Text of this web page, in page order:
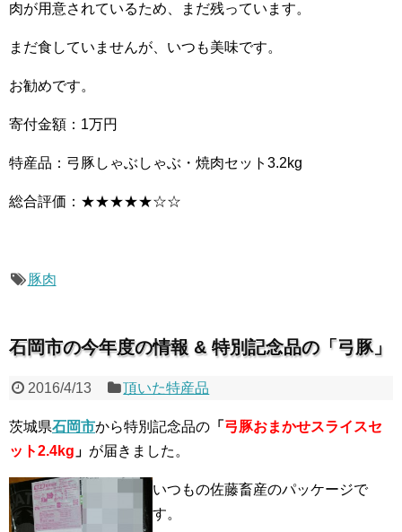
肉が用意されているため、まだ残っています。
まだ食していませんが、いつも美味です。
お勧めです。
寄付金額：1万円
特産品：弓豚しゃぶしゃぶ・焼肉セット3.2kg
総合評価：★★★★★☆☆
豚肉
石岡市の今年度の情報 & 特別記念品の「弓豚」
2016/4/13 頂いた特産品
茨城県石岡市から特別記念品の 「 弓豚おまかせスライスセ
ット2.4kg 」 が届きました。
いつもの佐藤畜産のパッケージで
す。